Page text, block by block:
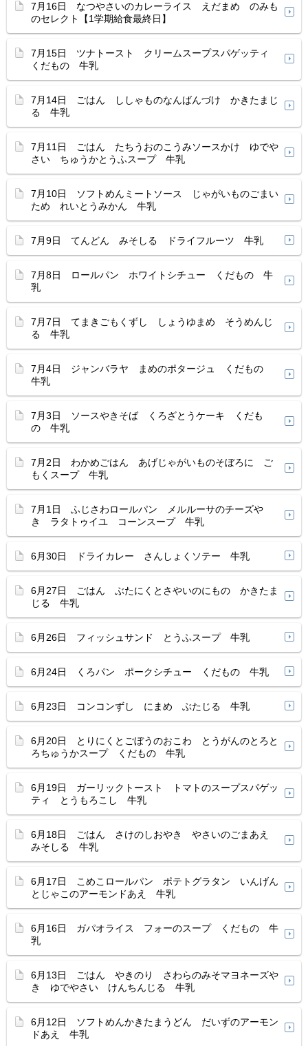
7月16日 なつやさいのカレーライス えだまめ のみも
のセレクト【1学期給食最終日】
7月15日 ツナトースト クリームスープスパゲッティ
くだもの 牛乳
7月14日 ごはん ししゃものなんばんづけ かきたまじ
る 牛乳
7月11日 ごはん たちうおのこうみソースかけ ゆでや
さい ちゅうかとうふスープ 牛乳
7月10日 ソフトめんミートソース じゃがいものごまい
ため れいとうみかん 牛乳
7月9日 てんどん みそしる ドライフルーツ 牛乳
7月8日 ロールパン ホワイトシチュー くだもの 牛
乳
7月7日 てまきごもくずし しょうゆまめ そうめんじ
る 牛乳
7月4日 ジャンバラヤ まめのポタージュ くだもの
牛乳
7月3日 ソースやきそば くろざとうケーキ くだも
の 牛乳
7月2日 わかめごはん あげじゃがいものそぼろに ご
もくスープ 牛乳
7月1日 ふじさわロールパン メルルーサのチーズや
き ラタトゥイユ コーンスープ 牛乳
6月30日 ドライカレー さんしょくソテー 牛乳
6月27日 ごはん ぶたにくとさやいのにもの かきたま
じる 牛乳
6月26日 フィッシュサンド とうふスープ 牛乳
6月24日 くろパン ポークシチュー くだもの 牛乳
6月23日 コンコンずし にまめ ぶたじる 牛乳
6月20日 とりにくとごぼうのおこわ とうがんのとろと
ろちゅうかスープ くだもの 牛乳
6月19日 ガーリックトースト トマトのスープスパゲッ
ティ とうもろこし 牛乳
6月18日 ごはん さけのしおやき やさいのごまあえ
みそしる 牛乳
6月17日 こめこロールパン ポテトグラタン いんげん
とじゃこのアーモンドあえ 牛乳
6月16日 ガパオライス フォーのスープ くだもの 牛
乳
6月13日 ごはん やきのり さわらのみそマヨネーズや
き ゆでやさい けんちんじる 牛乳
6月12日 ソフトめんかきたまうどん だいずのアーモン
ドあえ 牛乳